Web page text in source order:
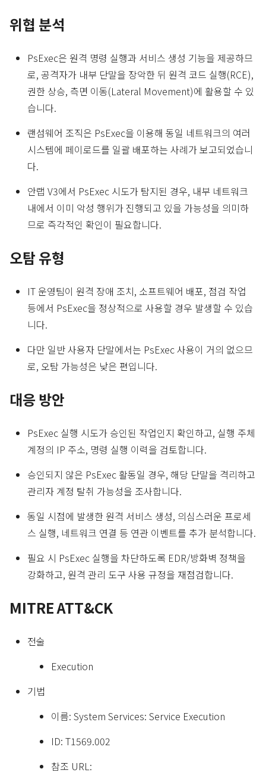
위협 분석
PsExec은 원격 명령 실행과 서비스 생성 기능을 제공하므
로, 공격자가 내부 단말을 장악한 뒤 원격 코드 실행(RCE),
권한 상승, 측면 이동(Lateral Movement)에 활용할 수 있
습니다.
랜섬웨어 조직은 PsExec을 이용해 동일 네트워크의 여러
시스템에 페이로드를 일괄 배포하는 사례가 보고되었습니
다.
안랩 V3에서 PsExec 시도가 탐지된 경우, 내부 네트워크
내에서 이미 악성 행위가 진행되고 있을 가능성을 의미하
므로 즉각적인 확인이 필요합니다.
오탐 유형
IT 운영팀이 원격 장애 조치, 소프트웨어 배포, 점검 작업
등에서 PsExec을 정상적으로 사용할 경우 발생할 수 있습
니다.
다만 일반 사용자 단말에서는 PsExec 사용이 거의 없으므
로, 오탐 가능성은 낮은 편입니다.
대응 방안
PsExec 실행 시도가 승인된 작업인지 확인하고, 실행 주체
계정의 IP 주소, 명령 실행 이력을 검토합니다.
승인되지 않은 PsExec 활동일 경우, 해당 단말을 격리하고
관리자 계정 탈취 가능성을 조사합니다.
동일 시점에 발생한 원격 서비스 생성, 의심스러운 프로세
스 실행, 네트워크 연결 등 연관 이벤트를 추가 분석합니다.
필요 시 PsExec 실행을 차단하도록 EDR/방화벽 정책을
강화하고, 원격 관리 도구 사용 규정을 재점검합니다.
MITRE ATT&CK
전술
Execution
기법
이름: System Services: Service Execution
ID: T1569.002
참조 URL: